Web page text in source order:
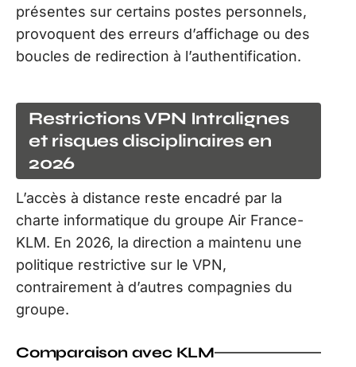
présentes sur certains postes personnels,
provoquent des erreurs d’affichage ou des
boucles de redirection à l’authentification.
Restrictions VPN Intralignes
et risques disciplinaires en
2026
L’accès à distance reste encadré par la
charte informatique du groupe Air France-
KLM. En 2026, la direction a maintenu une
politique restrictive sur le VPN,
contrairement à d’autres compagnies du
groupe.
Comparaison avec KLM